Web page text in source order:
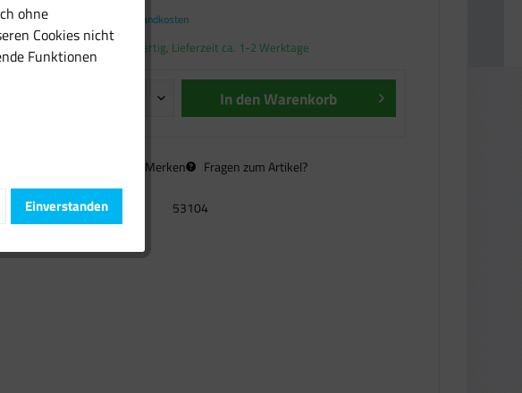
inkl. MwSt. zzgl. Versandkosten
Sofort versandfertig, Lieferzeit ca. 1-2 Werktage
In denWarenkorb
Merken Fragen zum Artikel?
Artikel-Nr.: 53104
ohne
Cookies nicht
Funktionen
Einverstanden